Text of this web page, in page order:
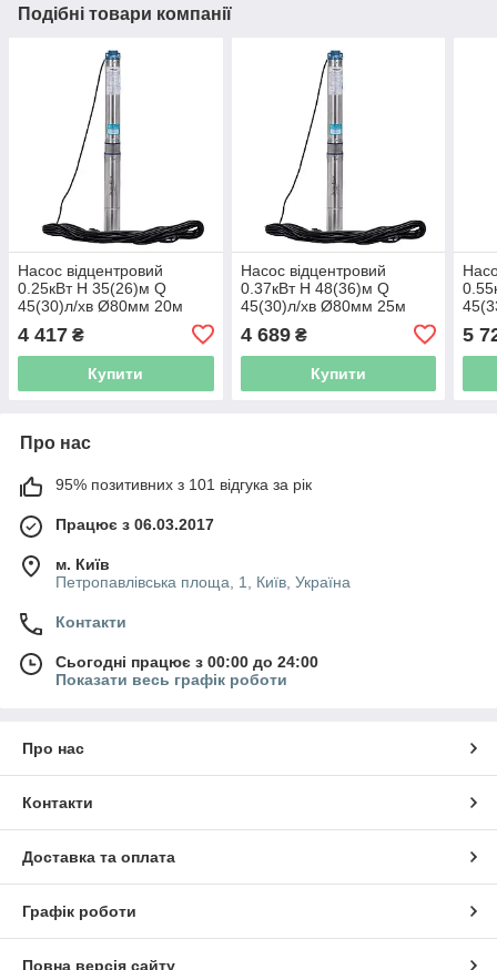
Подібні товари компанії
Насос відцентровий
0.25кВт H 35(26)м Q
45(30)л/хв Ø80мм 20м
3QJED2-8-0 (778400)
4 417 ₴
Купити
Насос відцентровий
0.37кВт H 48(36)м Q
45(30)л/хв Ø80мм 25м
3QJED2-11-0.37 (778401)
4 689₴
Купити
5
Про нас
95% позитивних з 101 відгука за рік
Працює з 06.03.2017
м. Київ
Петропавлівська площа, 1, Київ, Україна
Контакти
Сьогодні працює з 00:00 до 24:00
Показати весь графік роботи
Про нас
Контакти
Доставка та оплата
Графік роботи
Повна версія сайту